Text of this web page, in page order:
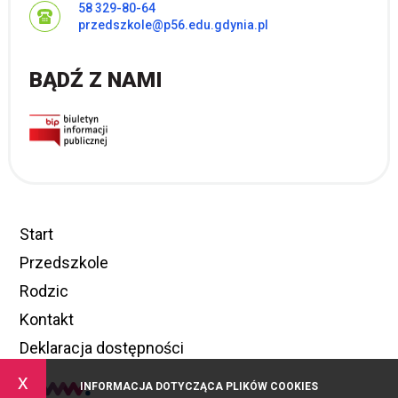
x INFORMACJA DOTYCZĄCA PLIKÓW COOKIES
58 329-80-64
przedszkole@p56.edu.gdynia.pl
BĄDŹ Z NAMI
Start
Przedszkole
Rodzic
Kontakt
Deklaracja dostępności